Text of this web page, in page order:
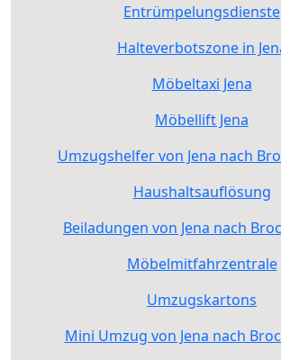
Entrümpelungsdienste
Halteverbotszone in
Möbeltaxi Jena
Möbellift Jena
Umzugshelfer von Jena nach
Haushaltsauflösung
Beiladungen von Jena nach
Möbelmitfahrzentrale
Umzugskartons
Mini Umzug von Jena nach